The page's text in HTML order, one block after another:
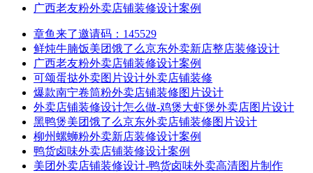
广西老友粉外卖店铺装修设计案例
章鱼来了邀请码：145529
鲜炖牛腩饭美团饿了么京东外卖新店整店装修设计
广西老友粉外卖店铺装修设计案例
可颂蛋挞外卖图片设计外卖店铺装修
爆款南宁卷筒粉外卖店铺装修图片设计
外卖店铺装修设计怎么做-鸡煲大虾煲外卖店图片设计
黑鸭煲美团饿了么京东外卖店铺装修图片设计
柳州螺蛳粉外卖新店装修设计案例
鸭货卤味外卖店铺装修设计案例
美团外卖店铺装修设计-鸭货卤味外卖高清图片制作